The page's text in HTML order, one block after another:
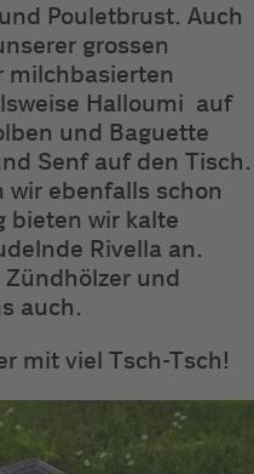
Pouletbrust. Auch
grossen
milchbasierten
Halloumi auf
und Baguette
Senf auf den Tisch.
wir ebenfalls schon
bieten wir kalte
Rivella an.
und
auch.
mit viel Tsch-Tsch!